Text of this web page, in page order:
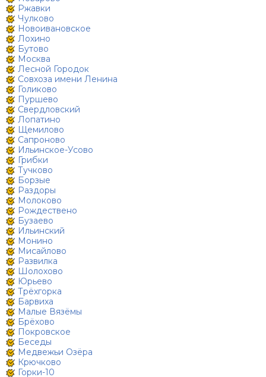
Ржавки
Чулково
Новоивановское
Лохино
Бутово
Москва
Лесной Городок
Совхоза имени Ленина
Голиково
Пуршево
Свердловский
Лопатино
Щемилово
Сапроново
Ильинское-Усово
Грибки
Тучково
Борзые
Раздоры
Молоково
Рождествено
Бузаево
Ильинский
Монино
Мисайлово
Развилка
Шолохово
Юрьево
Трёхгорка
Барвиха
Малые Вязёмы
Брёхово
Покровское
Беседы
Медвежьи Озёра
Крючково
Горки-10